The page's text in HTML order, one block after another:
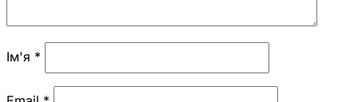
Ім'я *